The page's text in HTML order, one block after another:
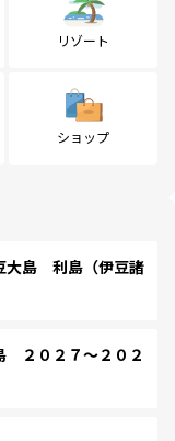
リゾート
ショップ
島 利島（伊豆諸
２０２７～２０２